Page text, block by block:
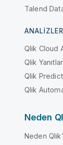
Talend
Qlik Cloud
Qlik
Qlik Predict
Qlik
Neden
Neden